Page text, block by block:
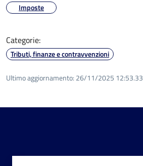
Imposte
Categorie:
Tributi, finanze e contravvenzioni
Ultimo aggiornamento: 26/11/2025 12:53.33